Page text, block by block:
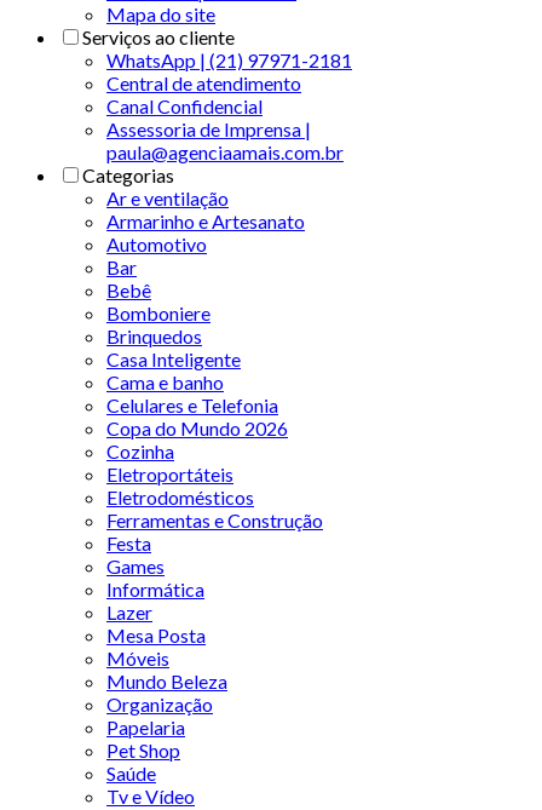
Mapa do site
Serviços ao cliente
WhatsApp | (21) 97971-2181
Central de atendimento
Canal Confidencial
Assessoria de Imprensa |
paula@agenciaamais.com.br
Categorias
Ar e ventilação
Armarinho e Artesanato
Automotivo
Bar
Bebê
Bomboniere
Brinquedos
Casa Inteligente
Cama e banho
Celulares e Telefonia
Copa do Mundo 2026
Cozinha
Eletroportáteis
Eletrodomésticos
Ferramentas e Construção
Festa
Games
Informática
Lazer
Mesa Posta
Móveis
Mundo Beleza
Organização
Papelaria
Pet Shop
Saúde
Tv e Vídeo